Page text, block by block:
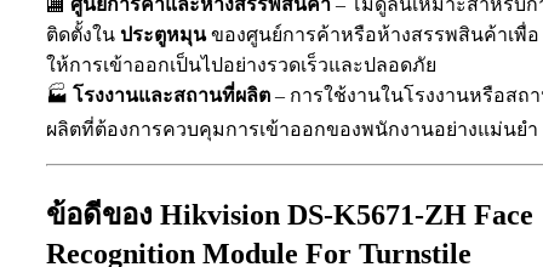
ติดตั้งใน ประตูหมุนของศูนย์การค้าหรือห้างสรรพสินค้าเพื่อ
ให้การเข้าออกเป็นไปอย่างรวดเร็วและปลอดภัย
🏭 โรงงานและสถานที่ผลิต – การใช้งานในโรงงานหรือสถ
ผลิตที่ต้องการควบคุมการเข้าออกของพนักงานอย่างแม่นยำ
ข้อดีของ Hikvision DS-K5671-ZH Face
Recognition Module For Turnstile